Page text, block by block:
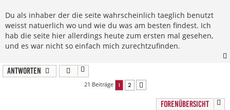
Du als inhaber der die seite wahrscheinlich taeglich benutzt
weisst natuerlich wo und wie du was am besten findest. Ich
hab die seite hier allerdings heute zum ersten mal gesehen,
und es war nicht so einfach mich zurechtzufinden.
Antworten
21 Beiträge 1 2
FORENÜBERSICHT